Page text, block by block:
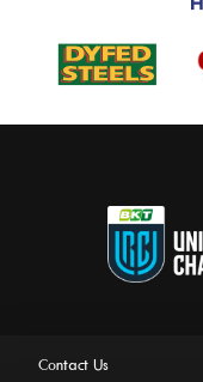
Contact Us